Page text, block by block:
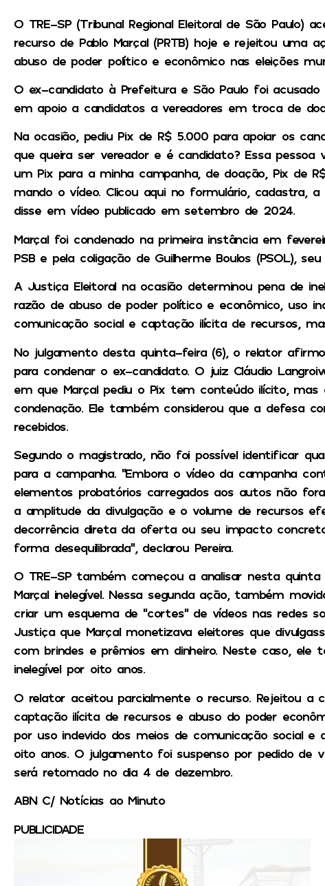
O TRE-SP (Tribunal Regional Eleitoral de São Paulo)
recurso de Pablo Marçal (PRTB) hoje e rejeitou uma
abuso de poder político e econômico nas eleições
O ex-candidato à Prefeitura e São Paulo foi
em apoio a candidatos a vereadores em troca de
Na ocasião, pediu Pix de R$ 5.000 para apoiar os
que queira ser vereador e é candidato? Essa pessoa
um Pix para a minha campanha, de doação, Pix de
mando o vídeo. Clicou aqui no formulário, cadastra,
disse em vídeo publicado em setembro de 2024.
Marçal foi condenado na primeira instância em
PSB e pela coligação de Guilherme Boulos (PSOL),
A Justiça Eleitoral na ocasião determinou pena de
razão de abuso de poder político e econômico, uso
comunicação social e captação ilícita de recursos,
No julgamento desta quinta-feira (6), o relator
para condenar o ex-candidato. O juiz Cláudio
em que Marçal pediu o Pix tem conteúdo ilícito,
condenação. Ele também considerou que a defesa
recebidos.
Segundo o magistrado, não foi possível identificar
para a campanha. “Embora o vídeo da campanha
elementos probatórios carregados aos autos não
a amplitude da divulgação e o volume de recursos
decorrência direta da oferta ou seu impacto
forma desequilibrada”, declarou Pereira.
O TRE-SP também começou a analisar nesta
Marçal inelegível. Nessa segunda ação, também
criar um esquema de “cortes” de vídeos nas redes
Justiça que Marçal monetizava eleitores que
com brindes e prêmios em dinheiro. Neste caso, ele
inelegível por oito anos.
O relator aceitou parcialmente o recurso. Rejeitou a
captação ilícita de recursos e abuso do poder
por uso indevido dos meios de comunicação social e
oito anos. O julgamento foi suspenso por pedido de
será retomado no dia 4 de dezembro.
ABN C/ Notícias ao Minuto
PUBLICIDADE